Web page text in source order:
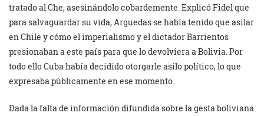
tratado al Che, asesinándolo cobardemente. Explicó Fidel que
para salvaguardar su vida, Arguedas se había tenido que asilar
en Chile y cómo el imperialismo y el dictador Barrientos
presionaban a este país para que lo devolviera a Bolivia. Por
todo ello Cuba había decidido otorgarle asilo político, lo que
expresaba públicamente en ese momento.
Dada la falta de información difundida sobre la gesta boliviana